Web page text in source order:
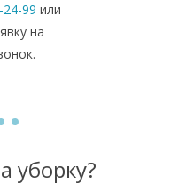
99 или
на
уборку?